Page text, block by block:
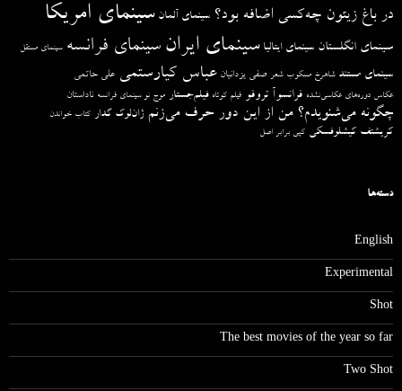
در باغ زیتون چه‌کسی اضافه بود؟ سینمای آلمان سینمای امریکا
سینمای انگلستان سینمای ایتالیا سینمای ایران سینمای فرانسه سینمای مستقل
سینمای مستند شاهرخ مسکوب شعر صفی یزدانیان عباس کیارستمی علی حاتمی
عکاس دوره‌های عکاسی‌نشده فرانسوآ تروفو فیلم کوتاه فیلم‌جستار موج نو سینمای فرانسه ناداستان
چگونه می‌شنویدم؟ من از این دور حرف می‌زنم ژان‌لوک گدار کتاب خواندن
کریشتف کیشلوفسکی کپی برابر اصل
دسته‌ها
English
Experimental
Shot
The best movies of the year so far
Two Shot